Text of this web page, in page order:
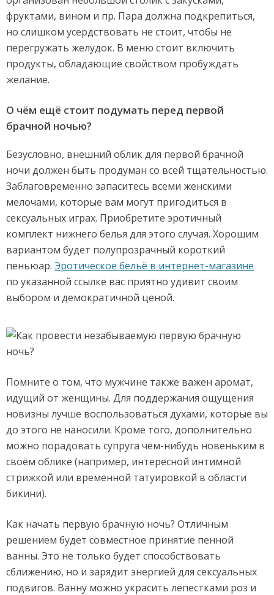
фруктами, вином и пр. Пара должна подкрепиться,
но слишком усердствовать не стоит, чтобы не
перегружать желудок. В меню стоит включить
продукты, обладающие свойством пробуждать
желание.
О чём ещё стоит подумать перед первой
брачной ночью?
Безусловно, внешний облик для первой брачной
ночи должен быть продуман со всей тщательностью.
Заблаговременно запаситесь всеми женскими
мелочами, которые вам могут пригодиться в
сексуальных играх. Приобретите эротичный
комплект нижнего белья для этого случая. Хорошим
вариантом будет полупрозрачный короткий
пеньюар. Эротическое бельё в интернет-магазине
по указанной ссылке вас приятно удивит своим
выбором и демократичной ценой.
Помните о том, что мужчине также важен аромат,
идущий от женщины. Для поддержания ощущения
новизны лучше воспользоваться духами, которые вы
до этого не наносили. Кроме того, дополнительно
можно порадовать супруга чем-нибудь новеньким в
своём облике (например, интересной интимной
стрижкой или временной татуировкой в области
бикини).
Как начать первую брачную ночь? Отличным
решением будет совместное принятие пенной
ванны. Это не только будет способствовать
сближению, но и зарядит энергией для сексуальных
подвигов. Ванну можно украсить лепестками роз и